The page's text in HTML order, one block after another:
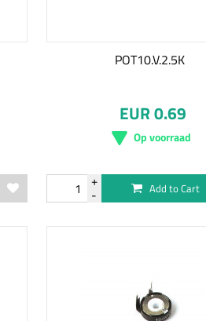
POT10.V.2.5K
EUR 0.69
Op voorraad
Add to Cart